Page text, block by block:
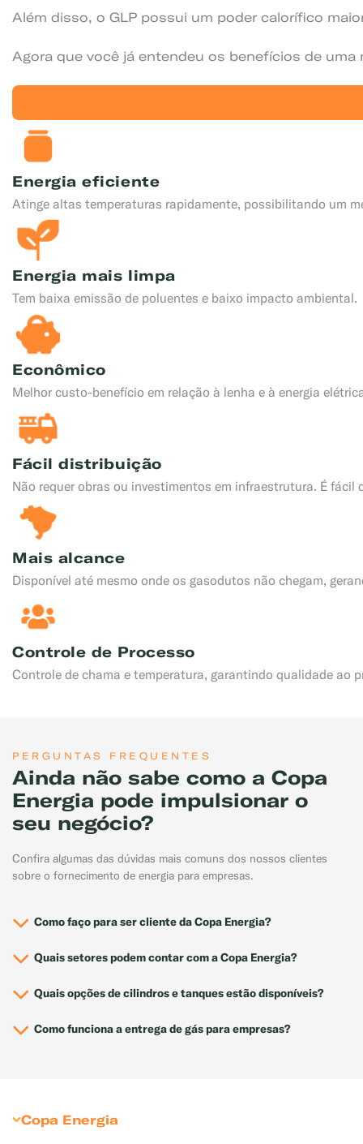
Além disso, o GLP possui um poder calorífico
Agora que você já entendeu os benefícios de
Energia eficiente
Atinge altas temperaturas rapidamente, possibilitando um
Energia mais limpa
Tem baixa emissão de poluentes e baixo impacto ambiental.
Econômico
Melhor custo-benefício em relação à lenha e à energia
Fácil distribuição
Não requer obras ou investimentos em infraestrutura. É fácil
Mais alcance
Disponível até mesmo onde os gasodutos não chegam,
Controle de Processo
Controle de chama e temperatura, garantindo qualidade ao
PERGUNTAS FREQUENTES
Ainda não sabe como a Copa
Energia pode impulsionar o
seu negócio?
Confira algumas das dúvidas mais comuns dos nossos clientes
sobre o fornecimento de energia para empresas.
Como faço para ser cliente da Copa Energia?
Quais setores podem contar com a Copa Energia?
Quais opções de cilindros e tanques estão disponíveis?
Como funciona a entrega de gás para empresas?
Copa Energia